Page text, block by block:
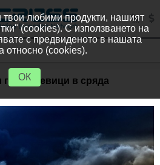
в сряда
любими продукти, нашият
(cookies). С използването на
с предвиденото в нашата
относно (cookies).
ОК